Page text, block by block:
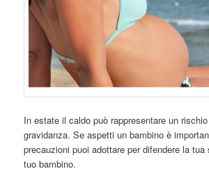
In estate il caldo può rappresentare un
gravidanza. Se aspetti un bambino è
precauzioni puoi adottare per difendere la tua
tuo bambino.